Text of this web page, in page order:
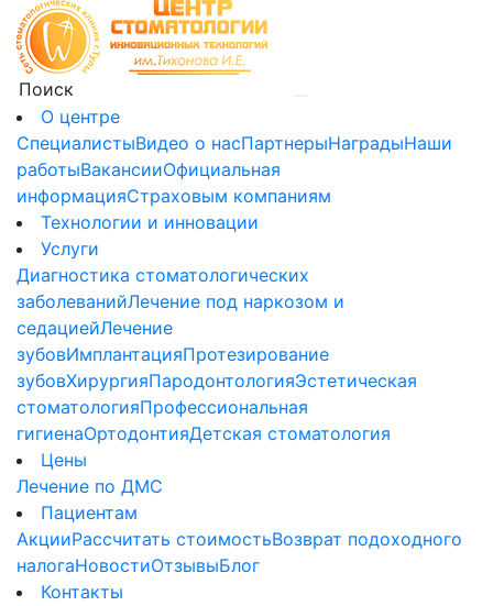
О центре
СпециалистыВидео о насПартнерыНаградыНаши
работыВакансииОфициальная
информацияСтраховым компаниям
Технологии и инновации
Услуги
Диагностика стоматологических
заболеванийЛечение под наркозом и
седациейЛечение
зубовИмплантацияПротезирование
зубовХирургияПародонтологияЭстетическая
стоматологияПрофессиональная
гигиенаОртодонтияДетская стоматология
Цены
Лечение по ДМС
Пациентам
АкцииРассчитать стоимостьВозврат подоходного
налогаНовостиОтзывыБлог
Контакты